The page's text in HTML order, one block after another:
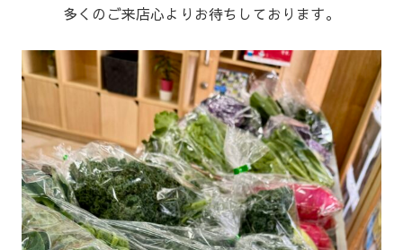
多くのご来店心よりお待ちしております。